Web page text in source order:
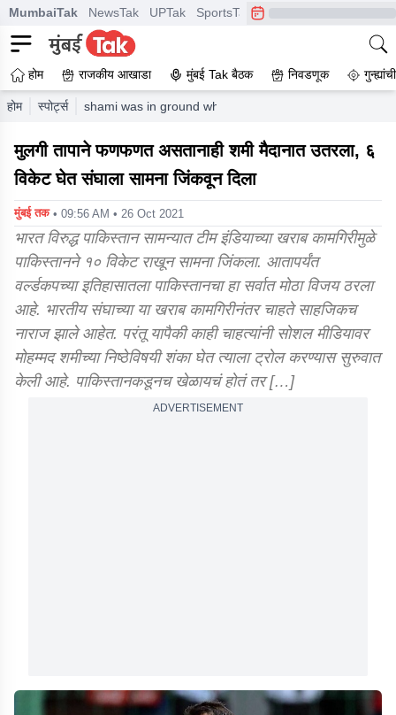
MumbaiTak NewsTak UPTak SportsTak CrimeTak
होम राजकीय आखाडा मुंबई Tak बैठक निवडणूक
होम स्पोर्ट्स shami was in ground when his daughter was ill with
मुलगी तापाने फणफणत असतानाही शमी मैदानात उतरला, ६
विकेट घेत संघाला सामना जिंकवून दिला
मुंबई तक • 09:56 AM • 26 Oct 2021
भारत विरुद्ध पाकिस्तान सामन्यात टीम इंडियाच्या खराब कामगिरीमुळे
पाकिस्तानने १० विकेट राखून सामना जिंकला. आतापर्यंत
वर्ल्डकपच्या इतिहासातला पाकिस्तानचा हा सर्वात मोठा विजय ठरला
आहे. भारतीय संघाच्या या खराब कामगिरीनंतर चाहते साहजिकच
नाराज झाले आहेत. परंतू यापैकी काही चाहत्यांनी सोशल मीडियावर
मोहम्मद शमीच्या निष्ठेविषयी शंका घेत त्याला ट्रोल करण्यास सुरुवात
केली आहे. पाकिस्तानकडूनच खेळायचं होतं तर […]
ADVERTISEMENT